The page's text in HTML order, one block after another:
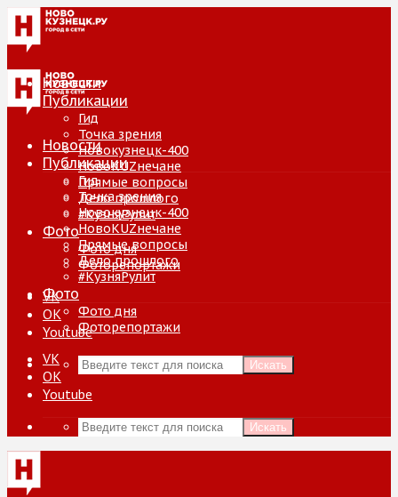
Новости
Публикации
Гид
Точка зрения
Новокузнецк-400
НовоKUZнечане
Прямые вопросы
Дело прошлого
#КузняРулит
Фото
Фото дня
Фоторепортажи
VK
ОК
Youtube
Искать
Новости
Публикации
Гид
Точка зрения
Новокузнецк-400
НовоKUZнечане
Прямые вопросы
Дело прошлого
#КузняРулит
Фото
Фото дня
Фоторепортажи
VK
ОК
Youtube
Искать